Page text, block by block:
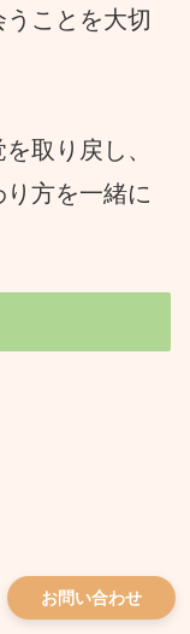
ことを大切
取り戻し、
方を一緒に
お問い合わせ